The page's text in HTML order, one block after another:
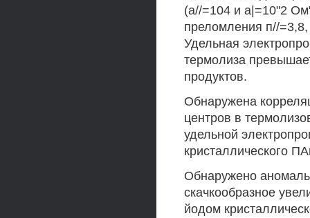
(а//=104 и а|=10"2
преломления п//
Удельная
термолиза
продуктов.
Обнаружена
центров в
удельной
кристаллического
Обнаружено
скачкообразное
йодом